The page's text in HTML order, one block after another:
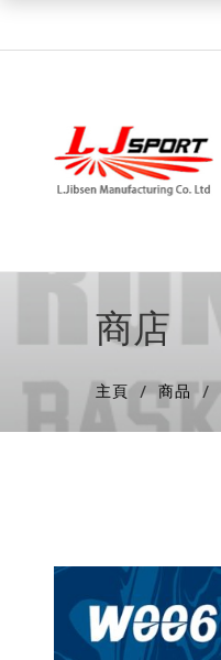
商店
主頁 商品